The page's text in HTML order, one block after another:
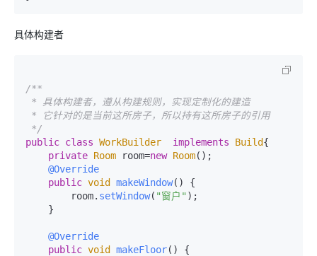
具体构建者
/**
*/
public class WorkBuilder implements Build{
private Room room=new Room();
@Override
public void makeWindow( ) {
        room.
setWindow( "窗户" );
@Override
public void makeFloor( ) {